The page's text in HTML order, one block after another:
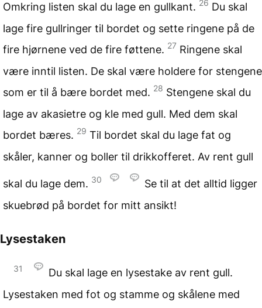
Omkring listen skal du lage en gullkant. 26 Du skal
lage fire gullringer til bordet og sette ringene på de
fire hjørnene ved de fire føttene. 27 Ringene skal
være inntil listen. De skal være holdere for stengene
som er til å bære bordet med. 28 Stengene skal du
lage av akasietre og kle med gull. Med dem skal
bordet bæres. 29 Til bordet skal du lage fat og
skåler, kanner og boller til drikkofferet. Av rent gull
skal du lage dem. 30
Se til at det alltid ligger
skuebrød på bordet for mitt ansikt!
Lysestaken
31
Du skal lage en lysestake av rent gull.
Lysestaken med fot og stamme og skålene med